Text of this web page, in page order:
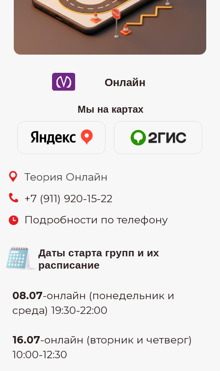
узнать цену
08.07
-онлайн (вторник и четверг)
-онлайн (воскресенье) 11:00-
15:00
30.07-онлайн (вторник и четверг)
19:30-22:00
Связаться:
Даты старта групп и их
расписание